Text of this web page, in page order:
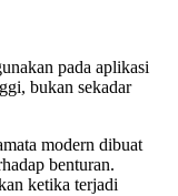
pada aplikasi
bukan sekadar
modern dibuat
benturan.
ketika terjadi